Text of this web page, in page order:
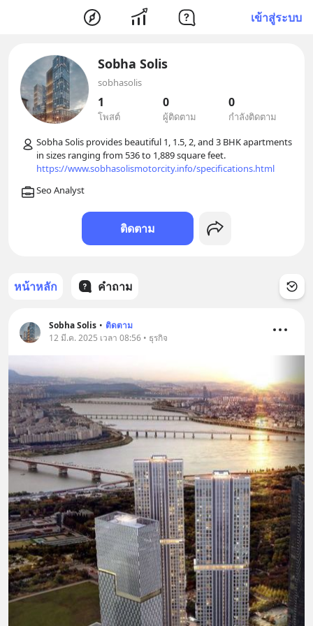
เข้าสู่ระบบ
Sobha Solis
sobhasolis
1
โพสต์
0
ผู้ติดตาม
0
กำลังติดตาม
Sobha Solis provides beautiful 1, 1.5, 2, and 3 BHK apartments
https://www.sobhasolismotorcity.info/specifications.html
ติดตาม
หน้าหลัก คำถาม
Sobha Solis • ติดตาม
12 มี.ค. 2025 เวลา 08:56 • ธุรกิจ